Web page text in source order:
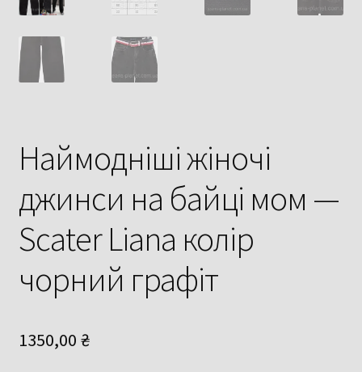
Наймодніші жіночі
джинси на байці мом —
Scater Liana колір
чорний графіт
1350,00 ₴